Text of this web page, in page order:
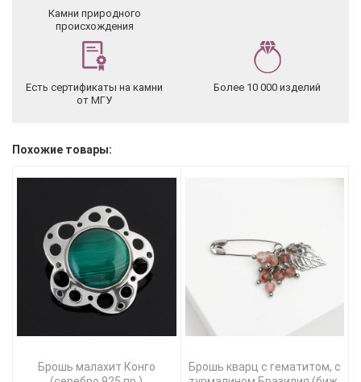
Камни природного
происхождения
Есть сертификаты на камни
от МГУ
Более 10 000 изделий
Похожие товары:
Брошь малахит Конго
Брошь кварц с гематитом, с